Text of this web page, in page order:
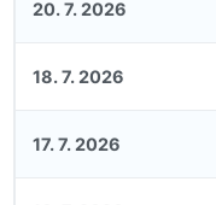
20. 7. 2026
18. 7. 2026
17. 7. 2026